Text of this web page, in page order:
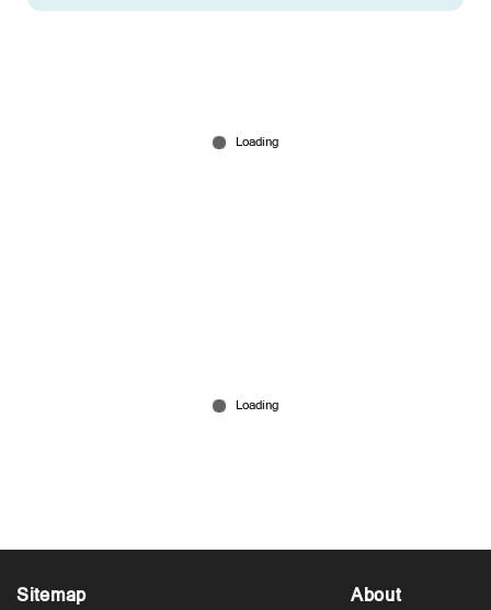
വമ്പൻ സ്ക്രീൻ അനുഭവവുമായി ഹൈസെൻസ്
യു.എക്സ് സീരീസ് വിപണിയിൽ
Sitemap About